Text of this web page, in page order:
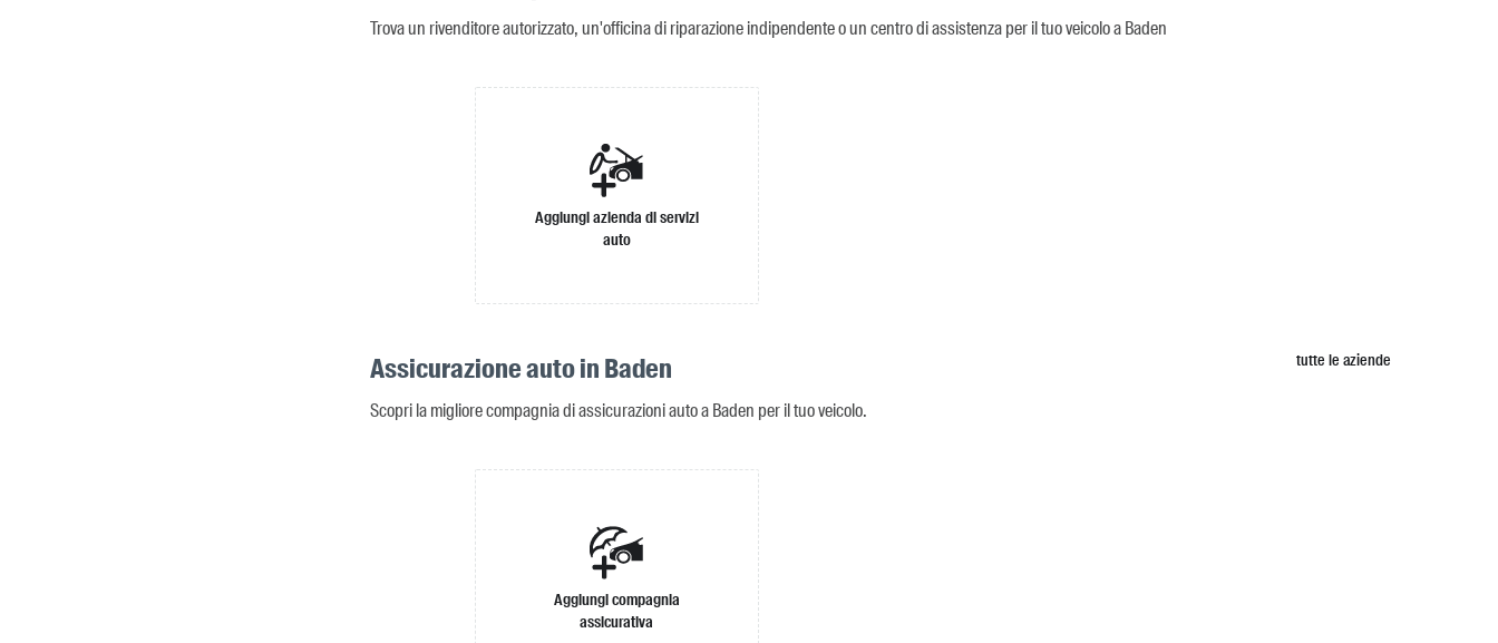
Trova un rivenditore autorizzato, un'officina di riparazione indipendente o un centro di assistenza per il tuo veicolo a Baden
Aggiungi azienda di servizi
auto
Assicurazione auto in Baden
Scopri la migliore compagnia di assicurazioni auto a Baden per il tuo veicolo.
tutte le aziende
Aggiungi compagnia
assicurativa